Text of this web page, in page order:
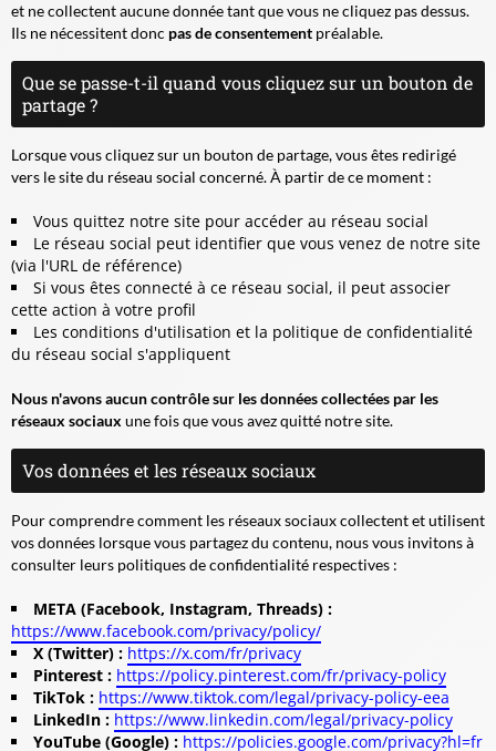
et ne collectent aucune donnée tant que vous ne cliquez pas dessus.
Ils ne nécessitent donc pas de consentement préalable.
Que se passe-t-il quand vous cliquez sur un bouton de
partage ?
Lorsque vous cliquez sur un bouton de partage, vous êtes redirigé
vers le site du réseau social concerné. À partir de ce moment :
Vous quittez notre site pour accéder au réseau social
Le réseau social peut identifier que vous venez de notre site
(via l'URL de référence)
Si vous êtes connecté à ce réseau social, il peut associer
cette action à votre profil
Les conditions d'utilisation et la politique de confidentialité
du réseau social s'appliquent
Nous n'avons aucun contrôle sur les données collectées par les
réseaux sociaux une fois que vous avez quitté notre site.
Vos données et les réseaux sociaux
Pour comprendre comment les réseaux sociaux collectent et utilisent
vos données lorsque vous partagez du contenu, nous vous invitons à
consulter leurs politiques de confidentialité respectives :
META (Facebook, Instagram, Threads) :
https://www.facebook.com/privacy/policy/
X (Twitter) : https://x.com/fr/privacy
Pinterest : https://policy.pinterest.com/fr/privacy-policy
TikTok : https://www.tiktok.com/legal/privacy-policy-eea
LinkedIn : https://www.linkedin.com/legal/privacy-policy
YouTube (Google) : https://policies.google.com/privacy?hl=fr